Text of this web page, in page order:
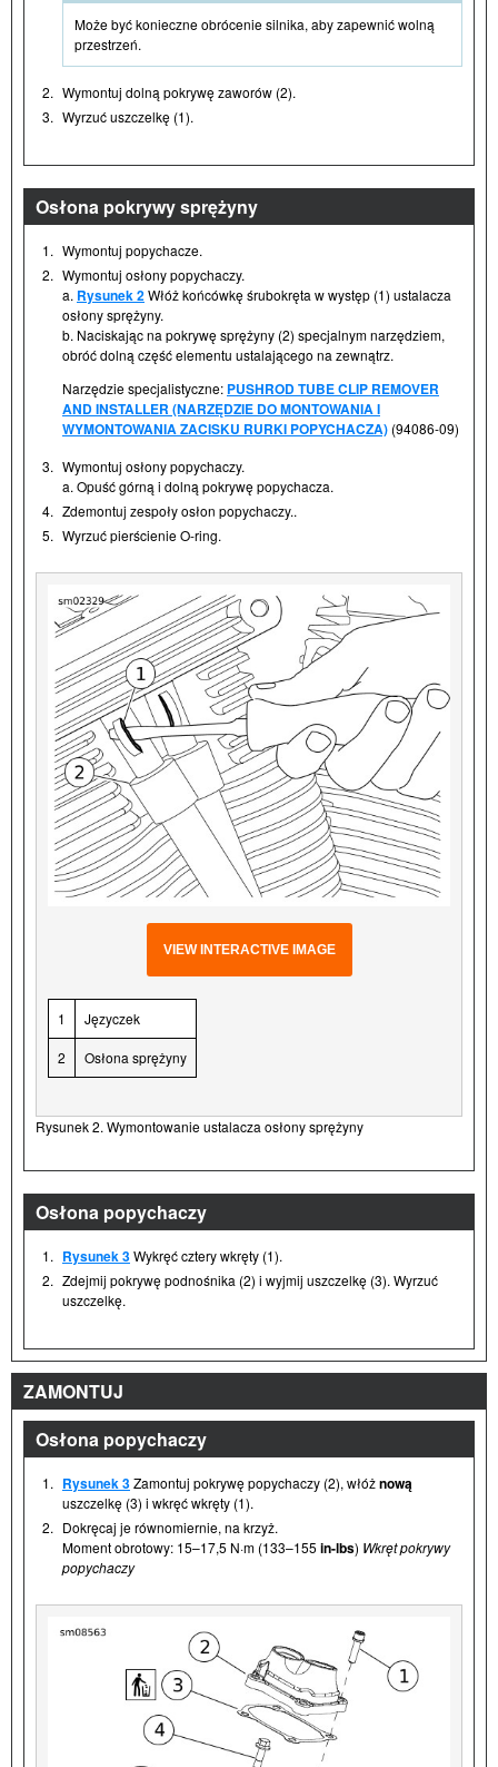
Może być konieczne obrócenie silnika, aby zapewnić wolną
przestrzeń.
2. Wymontuj dolną pokrywę zaworów (2).
3. Wyrzuć uszczelkę (1).
Osłona pokrywy sprężyny
1. Wymontuj popychacze.
2. Wymontuj osłony popychaczy.
a. Rysunek 2Włóż końcówkę śrubokręta w występ (1) ustalacza
osłony sprężyny.
b. Naciskając na pokrywę sprężyny (2) specjalnym narzędziem,
obróć dolną część elementu ustalającego na zewnątrz.
Narzędzie specjalistyczne: PUSHROD TUBE CLIP REMOVER
AND INSTALLER (NARZĘDZIE DO MONTOWANIA I
WYMONTOWANIA ZACISKU RURKI POPYCHACZA) (94086-09)
3. Wymontuj osłony popychaczy.
a. Opuść górną i dolną pokrywę popychacza.
4. Zdemontuj zespoły osłon popychaczy..
5. Wyrzuć pierścienie O-ring.
VIEW INTERACTIVE IMAGE
1 Języczek
2 Osłona sprężyny
Rysunek 2. Wymontowanie ustalacza osłony sprężyny
Osłona popychaczy
1. Rysunek 3Wykręć cztery wkręty (1).
2. Zdejmij pokrywę podnośnika (2) i wyjmij uszczelkę (3). Wyrzuć
uszczelkę.
ZAMONTUJ
Osłona popychaczy
1. Rysunek 3Zamontuj pokrywę popychaczy (2), włóżnową
uszczelkę (3) i wkręć wkręty (1).
2. Dokręcaj je równomiernie, na krzyż.
Moment obrotowy: 15–17,5 N·m (133–155 in-lbs) Wkręt pokrywy
popychaczy